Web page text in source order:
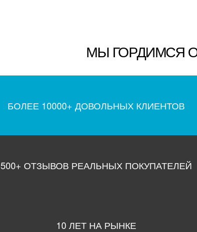
МЫ ГОРДИМСЯ
БОЛЕЕ 10000+ ДОВОЛЬНЫХ КЛИЕНТОВ
500+ ОТЗЫВОВ РЕАЛЬНЫХ ПОКУПАТЕЛЕЙ
10 ЛЕТ НА РЫНКЕ